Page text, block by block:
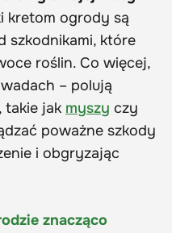
kretom ogrody są
szkodnikami, które
roślin. Co więcej,
– polują
takie jak myszy czy
poważne szkody
i obgryzając
znacząco